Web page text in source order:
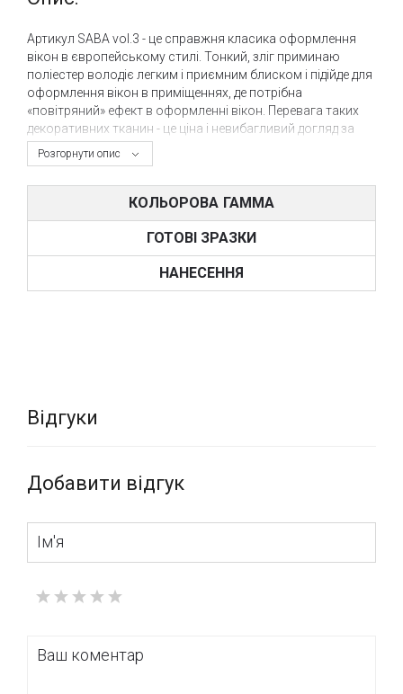
Розгорнути опис
Артикул SABA vol.3 - це справжня класика оформлення
вікон в європейському стилі. Тонкий, зліг приминаю
поліестер володіє легким і приємним блиском і підійде для
оформлення вікон в приміщеннях, де потрібна
«повітряний» ефект в оформленні вікон. Перевага таких
декоративних тканин - це ціна і невибагливий догляд за
шторами. Велика колірна гамма артикулу SABA дає
можливість дизайнерам і оформлювачам підібрати
штори під вже існуючі елементи інтер'єру.
всій Україні можна через інтернет-магазин www.tbi.ua.
пошиття штор «під ключ» - запрошуємо в наш салон штор
КОЛЬОРОВА ГАММА
ГОТОВІ ЗРАЗКИ
НАНЕСЕННЯ
Відгуки
Добавити відгук